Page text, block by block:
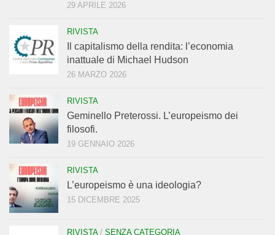
29 APRILE 2026
RIVISTA
Il capitalismo della rendita: l’economia
inattuale di Michael Hudson
26 MARZO 2026
RIVISTA
Geminello Preterossi. L’europeismo dei
filosofi.
19 GENNAIO 2026
RIVISTA
L’europeismo è una ideologia?
15 DICEMBRE 2025
RIVISTA/ SENZA CATEGORIA